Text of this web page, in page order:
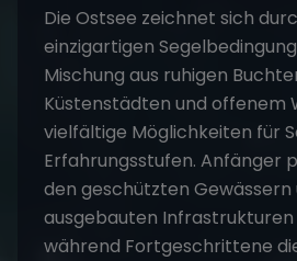
Die Ostsee zeichnet sich
einzigartigen
Mischung aus ruhigen
Küstenstädten und offenem
vielfältige Möglichkeiten für
Erfahrungsstufen. Anfänger
den geschützten Gewässern
ausgebauten Infrastrukturen
während Fortgeschrittene